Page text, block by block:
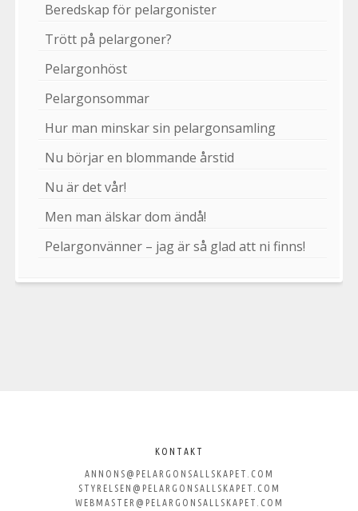
Beredskap för pelargonister
Trött på pelargoner?
Pelargonhöst
Pelargonsommar
Hur man minskar sin pelargonsamling
Nu börjar en blommande årstid
Nu är det vår!
Men man älskar dom ändå!
Pelargonvänner – jag är så glad att ni finns!
Svenska
KONTAKT
ANNONS@PELARGONSALLSKAPET.COM
STYRELSEN@PELARGONSALLSKAPET.COM
WEBMASTER@PELARGONSALLSKAPET.COM